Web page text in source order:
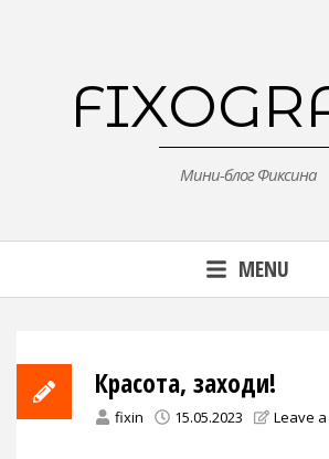
Мини-блог Фиксина
MENU
Красота, заходи!
fixin 15.05.2023 Leave